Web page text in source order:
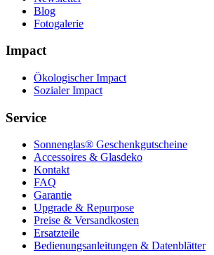
Blog
Fotogalerie
Impact
Ökologischer Impact
Sozialer Impact
Service
Sonnenglas® Geschenkgutscheine
Accessoires & Glasdeko
Kontakt
FAQ
Garantie
Upgrade & Repurpose
Preise & Versandkosten
Ersatzteile
Bedienungsanleitungen & Datenblätter